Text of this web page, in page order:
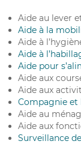
Aide au lever
Aide à la
Aide à
Aide à
Aide pour
Aide aux
Aide aux
Compagnie et
Aide au
Aide aux
Surveillance